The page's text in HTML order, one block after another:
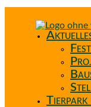
Tierpark